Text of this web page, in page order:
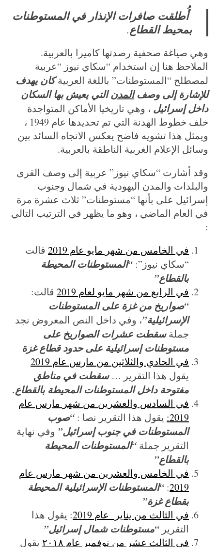
أُطلقت صافرات الإنذار في المستوطنات
بمحيط القطاع.
وهي صياغة صحفية رصدتها كاميرا بالعربية.
الملاحظ هنا إن استخدام “سكاي نيوز “عربية
لمصطلح “المستوطنات” باللغة العربيةكان يهدف
للإشارة إلى وصفالمدنالتي يعيش بها السكان
داخل إسرائيل ، وهي تاريخيا الأماكن المتواجدة
خلف خطوط الهدنة التي تم تحديدها عام 1949 ،
ويمثل هذا تشويه فاضح يعكس الاتجاه السائد بين
وسائل الإعلام الغربية الناطقة بالعربية.
وقد أشارت “سكاي نيوز” عربية إلى وصف القرى
والبلدات والمدن اليهودية في شمال وجنوب
إسرائيل على بأنها “مستوطنات” ثلاث عشرة مرة
في العام الماضي ، وهو ما يظهر في الترتيب التالي
:
في الخامس من شهر مايو عام 2019
قالت
“سكاي نيوز”: “المستوطنات المحيطة
بالقطاع”
في الرابع من شهر مايو لعام 2019 قالت:
“صواريخ من غزة على المستوطنات
الإسرائيلية”، وفي داخل النص المعروض نجد
جملةسقطت عشرات الصواريخ على
مستوطنات إسرائيلية على حدود قطاع غزة
في الحادي والثلاثين من مارس عام 2019
يقول هذا التقرير …سقطت في مناطق
مفتوحة داخل المستوطنات المحيطة بالقطاع.
في السادس والعشرين من شهر مارس عام
2019: يقول هذا التقرير نصا : “صوب
المستوطنات في جنوب إسرائيل” وفي نهاية
التقرير جملة “المستوطنات المحيطة
بالقطاع”
في الخامس والعشرين من شهر مارس عام
2019
: “المستوطنات الإسرائيلية المحيطة
بقطاع غزة”
في الثالث من يناير عام 2019
: يقول هذا
التقرير “مستوطنات شمال إسرائيل”
في الثالث عشر من نوفمبر عام ٢٠١٨
يقول